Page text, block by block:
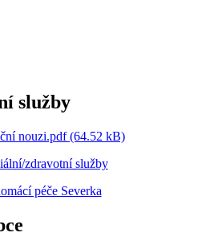
služby
nouzi.pdf (64.52 kB)
zdravotní služby
péče Severka